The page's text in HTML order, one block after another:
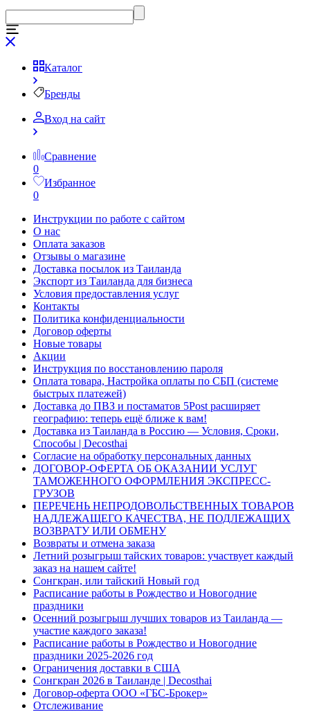
Каталог
Бренды
Вход на сайт
Сравнение
0
Избранное
0
Инструкции по работе с сайтом
О нас
Оплата заказов
Отзывы о магазине
Доставка посылок из Таиланда
Экспорт из Таиланда для бизнеса
Условия предоставления услуг
Контакты
Политика конфиденциальности
Договор оферты
Новые товары
Акции
Инструкция по восстановлению пароля
Оплата товара, Настройка оплаты по СБП (системе
быстрых платежей)
Доставка до ПВЗ и постаматов 5Post расширяет
географию: теперь ещё ближе к вам!
Доставка из Таиланда в Россию — Условия, Сроки,
Способы | Decosthai
Согласие на обработку персональных данных
ДОГОВОР-ОФЕРТА ОБ ОКАЗАНИИ УСЛУГ
ТАМОЖЕННОГО ОФОРМЛЕНИЯ ЭКСПРЕСС-
ГРУЗОВ
ПЕРЕЧЕНЬ НЕПРОДОВОЛЬСТВЕННЫХ ТОВАРОВ
НАДЛЕЖАЩЕГО КАЧЕСТВА, НЕ ПОДЛЕЖАЩИХ
ВОЗВРАТУ ИЛИ ОБМЕНУ
Возвраты и отмена заказа
Летний розыгрыш тайских товаров: участвует каждый
заказ на нашем сайте!
Сонгкран, или тайский Новый год
Расписание работы в Рождество и Новогодние
праздники
Осенний розыгрыш лучших товаров из Таиланда —
участие каждого заказа!
Расписание работы в Рождество и Новогодние
праздники 2025-2026 год
Ограничения доставки в США
Сонгкран 2026 в Таиланде | Decosthai
Договор-оферта ООО «ГБС-Брокер»
Отслеживание